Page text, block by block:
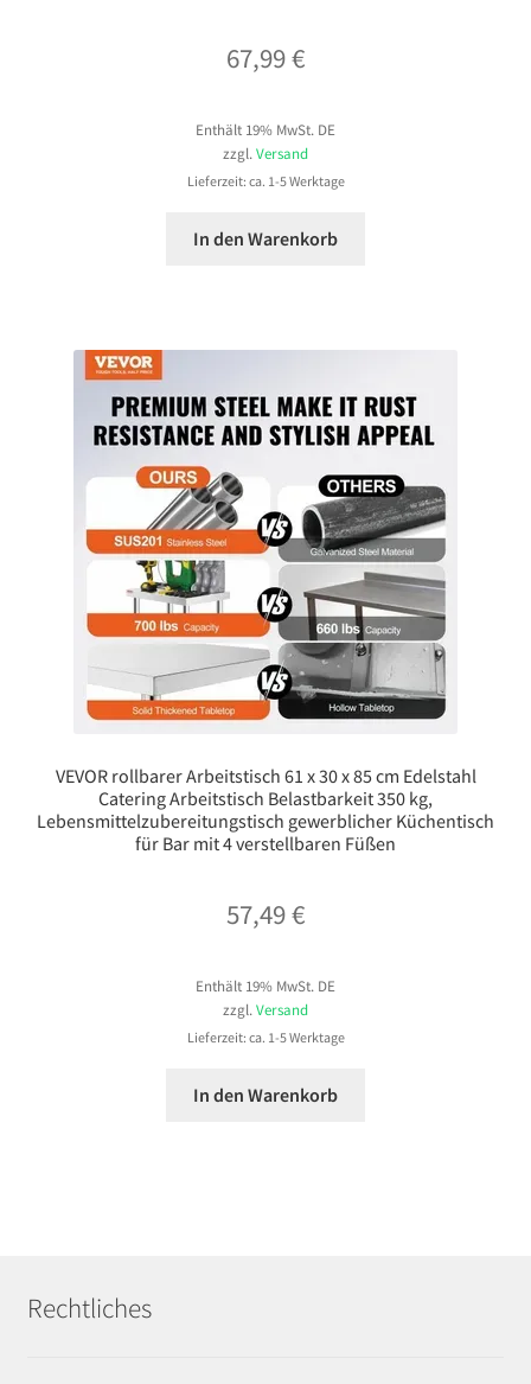
67,99€
Enthält 19% MwSt. DE
zzgl. Versand
Lieferzeit: ca. 1-5 Werktage
In den Warenkorb
VEVOR rollbarer Arbeitstisch 61 x 30 x 85 cm Edelstahl
Catering Arbeitstisch Belastbarkeit 350 kg,
Lebensmittelzubereitungstisch gewerblicher Küchentisch
für Bar mit 4 verstellbaren Füßen
57,49€
Enthält 19% MwSt. DE
zzgl. Versand
Lieferzeit: ca. 1-5 Werktage
In den Warenkorb
Rechtliches